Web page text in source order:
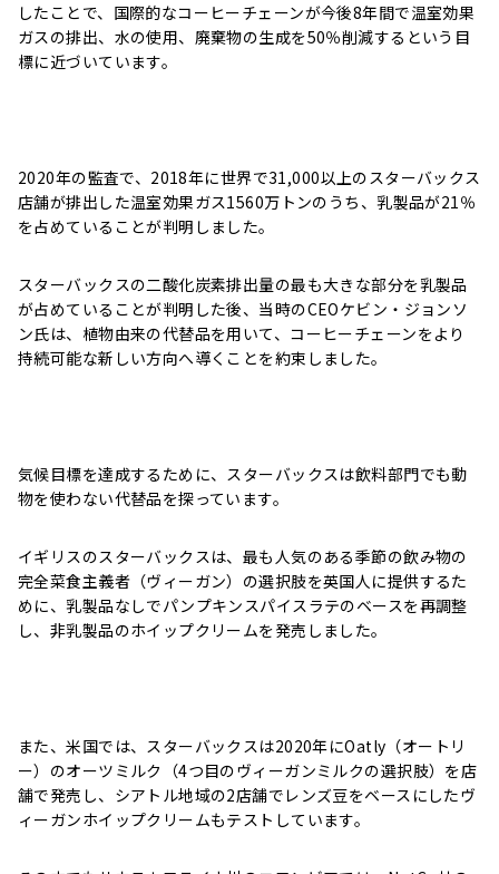
したことで、国際的なコーヒーチェーンが今後8年間で温室効果
ガスの排出、水の使用、廃棄物の生成を50％削減するという目
標に近づいています。
2020年の監査で、2018年に世界で31,000以上のスターバックス
店舗が排出した温室効果ガス1560万トンのうち、乳製品が21％
を占めていることが判明しました。
スターバックスの二酸化炭素排出量の最も大きな部分を乳製品
が占めていることが判明した後、当時のCEOケビン・ジョンソ
ン氏は、植物由来の代替品を用いて、コーヒーチェーンをより
持続可能な新しい方向へ導くことを約束しました。
気候目標を達成するために、スターバックスは飲料部門でも動
物を使わない代替品を探っています。
イギリスのスターバックスは、最も人気のある季節の飲み物の
完全菜食主義者（ヴィーガン）の選択肢を英国人に提供するた
めに、乳製品なしでパンプキンスパイスラテのベースを再調整
し、非乳製品のホイップクリームを発売しました。
また、米国では、スターバックスは2020年にOatly（オートリ
ー）のオーツミルク（4つ目のヴィーガンミルクの選択肢）を店
舗で発売し、シアトル地域の2店舗でレンズ豆をベースにしたヴ
ィーガンホイップクリームもテストしています。